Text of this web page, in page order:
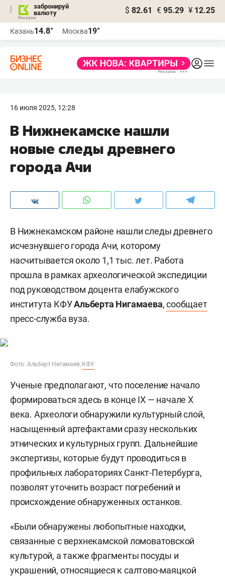
забронируй
валюту
$ 82.61 € 95.29 ¥ 12.25
Казань14.8° Москва19°
16 июля 2025, 12:28
В Нижнекамске нашли
новые следы древнего
города Ачи
В Нижнекамском районе нашли следы древнего
исчезнувшего города Ачи, которому
насчитывается около 1,1 тыс. лет. Работа
прошла в рамках археологической экспедиции
под руководством доцента елабужского
института КФУАльберта Нигамаева,сообщает
пресс-служба вуза.
Фото: Альберт Нигамаев, КФУ
Ученые предполагают, что поселение начало
формироваться здесь в конце IX — начале X
века. Археологи обнаружили культурный слой,
насыщенный артефактами сразу нескольких
этнических и культурных групп. Дальнейшие
экспертизы, которые будут проводиться в
профильных лабораториях Санкт-Петербурга,
позволят уточнить возраст погребений и
происхождение обнаруженных останков.
«Были обнаружены любопытные находки,
связанные с верхнекамской ломоватовской
культурой, а также фрагменты посуды и
украшений, относящиеся к салтово-маяцкой